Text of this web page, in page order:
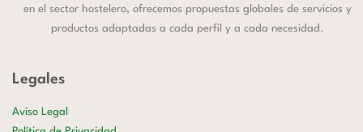
en el sector hostelero, ofrecemos propuestas globales de servicios y
productos adaptadas a cada perfil y a cada necesidad.
Legales
Aviso Legal